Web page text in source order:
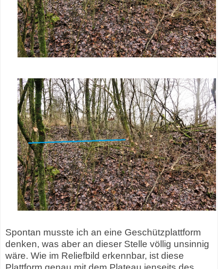
Spontan musste ich an eine Geschützplattform
denken, was aber an dieser Stelle völlig unsinnig
wäre. Wie im Reliefbild erkennbar, ist diese